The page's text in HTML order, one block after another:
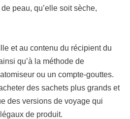
peau, qu’elle soit sèche,
et au contenu du récipient du
qu’à la méthode de
ou un compte-gouttes.
des sachets plus grands et
des versions de voyage qui
de produit.